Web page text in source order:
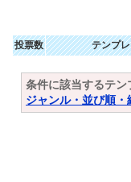
投票数 テンプ
条件に該当するテン
ジャンル・並び順・